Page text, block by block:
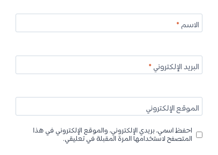
الاسم*
البريد الإلكتروني*
الموقع الإلكتروني
احفظ اسمي، بريدي الإلكتروني، والموقع الإلكتروني في هذا
المتصفح لاستخدامها المرة المقبلة في تعليقي.